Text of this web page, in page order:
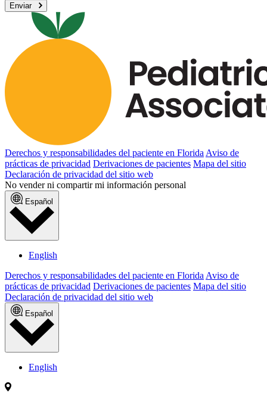
Enviar
Derechos y responsabilidades del paciente en Florida Aviso de
prácticas de privacidad Derivaciones de pacientes Mapa del sitio
Declaración de privacidad del sitio web
No vender ni compartir mi información personal
Español
English
Derechos y responsabilidades del paciente en Florida Aviso de
prácticas de privacidad Derivaciones de pacientes Mapa del sitio
Declaración de privacidad del sitio web
Español
English